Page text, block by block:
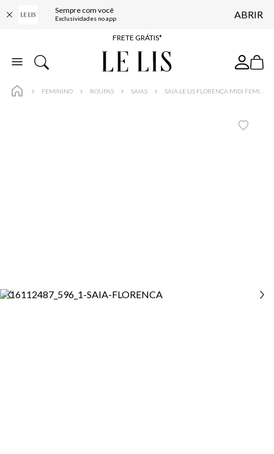
Sempre com você
Exclusividades no app ABRIR
ENTREGA EXPRESSA*
FRETE GRÁTIS*
BAIXE O APP
FEMININO ROUPAS SAIAS